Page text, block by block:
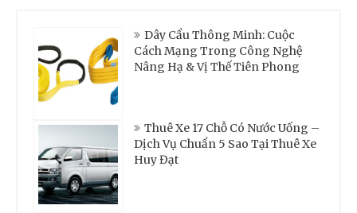
Dây Cẩu Thông Minh: Cuộc
Cách Mạng Trong Công Nghệ
Nâng Hạ & Vị Thế Tiên Phong
Thuê Xe 17 Chỗ Có Nước Uống –
Dịch Vụ Chuẩn 5 Sao Tại Thuê Xe
Huy Đạt